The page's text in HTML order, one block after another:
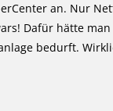
an. Nur
Dafür hätte
bedurft.